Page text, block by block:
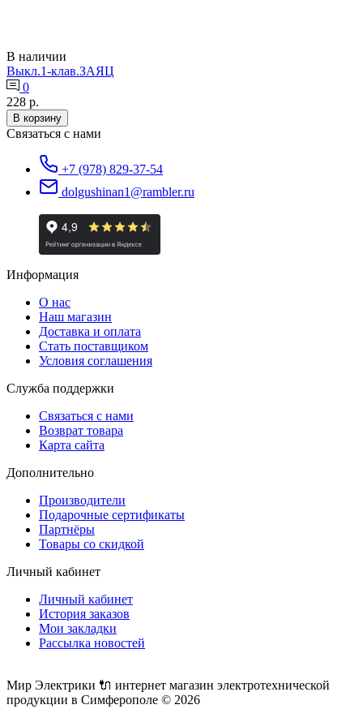
В наличии
Выкл.1-клав.ЗАЯЦ
0
228 р.
В корзину
Связаться с нами
+7 (978) 829-37-54
dolgushinan1@rambler.ru
Информация
О нас
Наш магазин
Доставка и оплата
Стать поставщиком
Условия соглашения
Служба поддержки
Связаться с нами
Возврат товара
Карта сайта
Дополнительно
Производители
Подарочные сертификаты
Партнёры
Товары со скидкой
Личный кабинет
Личный кабинет
История заказов
Мои закладки
Рассылка новостей
Мир Электрики 🔌 интернет магазин электротехнической
продукции в Симферополе © 2026